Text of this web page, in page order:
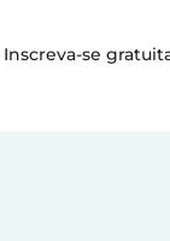
Inscreva-se